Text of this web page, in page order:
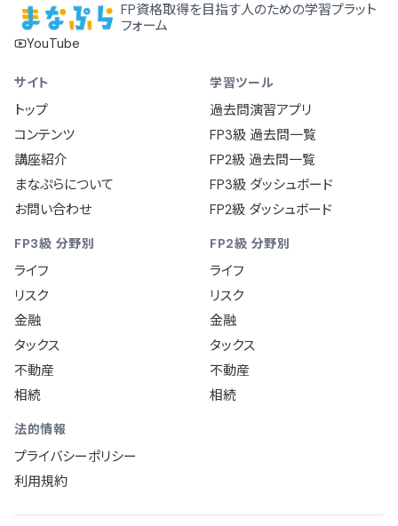
FP資格取得を目指す人のための学習プラット
フォーム
YouTube
サイト
トップ
コンテンツ
講座紹介
まなぷらについて
お問い合わせ
学習ツール
過去問演習アプリ
FP3級 過去問一覧
FP2級 過去問一覧
FP3級 ダッシュボード
FP2級 ダッシュボード
FP3級 分野別
ライフ
リスク
金融
タックス
不動産
相続
FP2級 分野別
ライフ
リスク
金融
タックス
不動産
相続
法的情報
プライバシーポリシー
利用規約